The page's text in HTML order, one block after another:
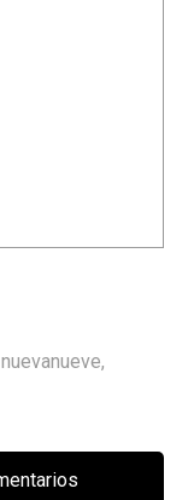
nuevanueve,